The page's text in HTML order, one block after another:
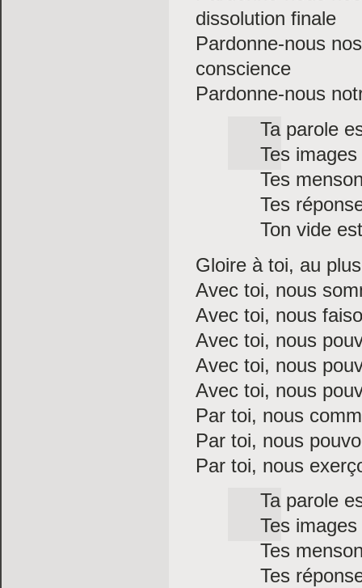
dissolution finale
Pardonne-nous
conscience
Pardonne-nous
Ta parole
Tes
Tes
Tes
Ton vide
Gloire à toi, au
Avec toi, nous
Avec toi, nous
Avec toi, nous
Avec toi, nous
Avec toi, nous
Par toi, nous
Par toi, nous
Par toi, nous
Ta parole
Tes
Tes
Tes